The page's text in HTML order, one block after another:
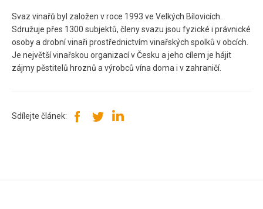
Svaz vinařů byl založen v roce 1993 ve Velkých Bílovicích.
Sdružuje přes 1300 subjektů, členy svazu jsou fyzické i právnické
osoby a drobní vinaři prostřednictvím vinařských spolků v obcích.
Je největší vinařskou organizací v Česku a jeho cílem je hájit
zájmy pěstitelů hroznů a výrobců vína doma i v zahraničí.
Sdílejte článek: